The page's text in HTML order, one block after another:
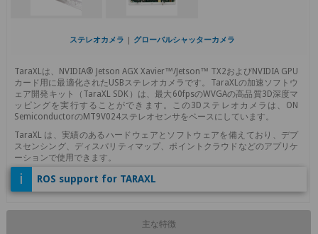
ステレオカメラ グローバルシャッターカメラ
TaraXLは、NVIDIA® Jetson AGX Xavier™/Jetson™ TX2およびNVIDIA GPU
カード用に最適化されたUSBステレオカメラです。TaraXLの加速ソフトウ
ェア開発キット（TaraXL SDK）は、最大60fpsのWVGAの高品質3D深度マ
ッピングを実行することができます。この3Dステレオカメラは、ON
SemiconductorのMT9V024ステレオセンサをベースにしています。
TaraXL は、実績のあるハードウェアとソフトウェアを備えており、デプ
スセンシング、ディスパリティマップ、ポイントクラウドなどのアプリケ
ーションで使用できます。
i ROS support for TARAXL
主な特徴